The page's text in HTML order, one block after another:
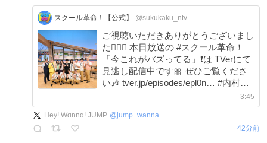
スクール革命！【公式】 @sukukaku_ntv
ご視聴いただきありがとうございまし
た🙇🏻‍♀️ 本日放送の #スクール革命！
「今これがバズってる」❗️は TVerにて
見逃し配信中です🎀 ぜひご覧くださ
い🎶 tver.jp/episodes/epl0n… #内村光
良 #山崎弘也 #オードリー #知念侑李
#山田涼介 #八乙女光 #髙地優吾 #生見
愛瑠 #ILLIT #きしたかの
3:45
Hey! Wɑnnɑ! JUMP @jump_wanna
42分前